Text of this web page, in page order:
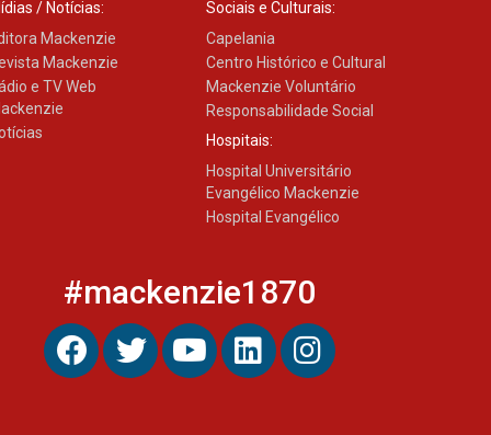
/ Notícias:
Mackenzie
Mackenzie
e TV Web
Sociais e Culturais:
Capelania
Centro Histórico e Cultural
Mackenzie Voluntário
Responsabilidade Social
Hospitais:
Hospital Universitário
Evangélico Mackenzie
Hospital Evangélico
#mackenzie1870